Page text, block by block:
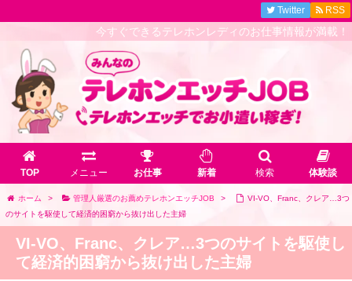
今すぐできるテレホンレディのお仕事情報が満載！！
TOP メニュー お仕事 新着 検索 体験談
Twitter RSS
ホーム > 管理人厳選のお薦めテレホンエッチJOB >
VI-VO、Franc、クレア…3つ
のサイトを駆使して経済的困窮から抜け出した主婦
VI-VO、Franc、クレア…3つのサイトを駆使し
て経済的困窮から抜け出した主婦